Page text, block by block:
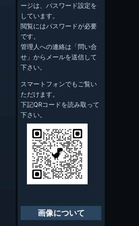
ージは、パスワード設定を
しています。
閲覧にはパスワードが必要
です。
管理人への連絡は「問い合
せ」からメールを送信して
下さい。
スマートフォンでもご覧い
ただけます。
下記QRコードを読み取って
下さい。
画像について